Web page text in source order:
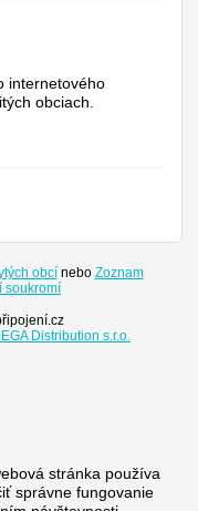
internetového
obciach.
obcínebo Zoznam
soukromí
Distribution s.r.o.
stránka používa
správne fungovanie